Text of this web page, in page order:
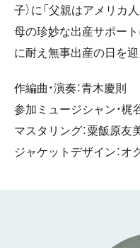
子）に「父親はアメリカ
母の珍妙な出産サポー
に耐え無事出産の日を迎え
作編曲・演奏：青木慶則
参加ミュージシャン・梶
マスタリング：粟飯原友
ジャケットデザイン：オ